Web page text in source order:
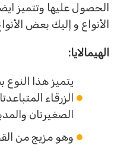
الحصول عليها وتتميز
الأنواع و إليك بعض
الهيمالايا:
يتميز هذا النوع
الزرقاء
الصغيرتان
وهو مزيج من القط